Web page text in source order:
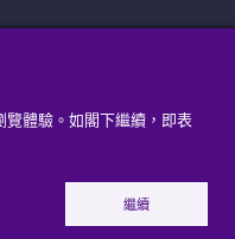
體驗。如閣下繼續，即表
繼續